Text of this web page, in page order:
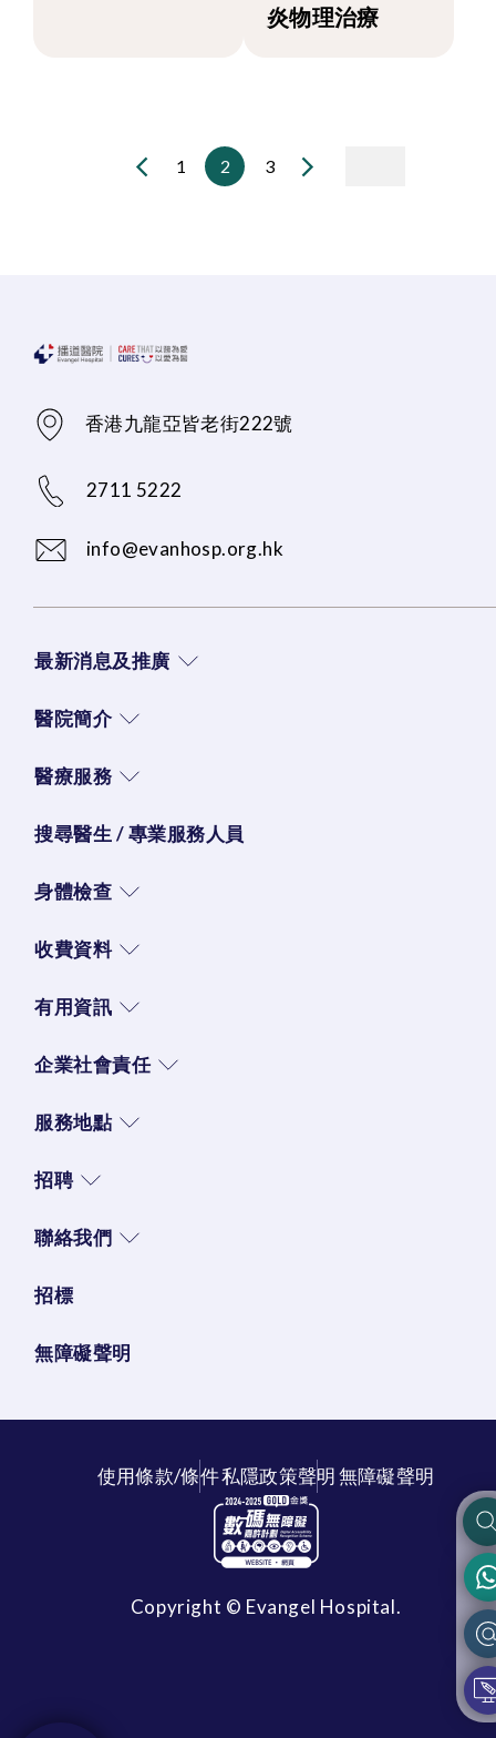
炎物理治療
1 2 3
香港九龍亞皆老街222號
2711 5222
info@evanhosp.org.hk
最新消息及推廣
醫院簡介
醫療服務
搜尋醫生 / 專業服務人員
身體檢查
收費資料
有用資訊
企業社會責任
服務地點
招聘
聯絡我們
招標
無障礙聲明
使用條款/條件私隱政策聲明無障礙聲明
Copyright © Evangel Hospital.